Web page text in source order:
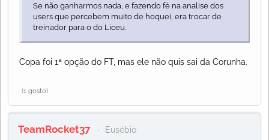
Se não ganharmos nada, e fazendo fé na analise dos
users que percebem muito de hoquei, era trocar de
treinador para o do Liceu.
Copa foi 1ª opção do FT, mas ele não quis sai da Corunha.
(1 gosto)
TeamRocket37 Eusébio